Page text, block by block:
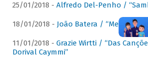
25/01/2018 - Alfredo Del-Penho /
18/01/2018 - João Batera / “Meu
11/01/2018 - Grazie Wirtti / “Das
Dorival Caymmi”